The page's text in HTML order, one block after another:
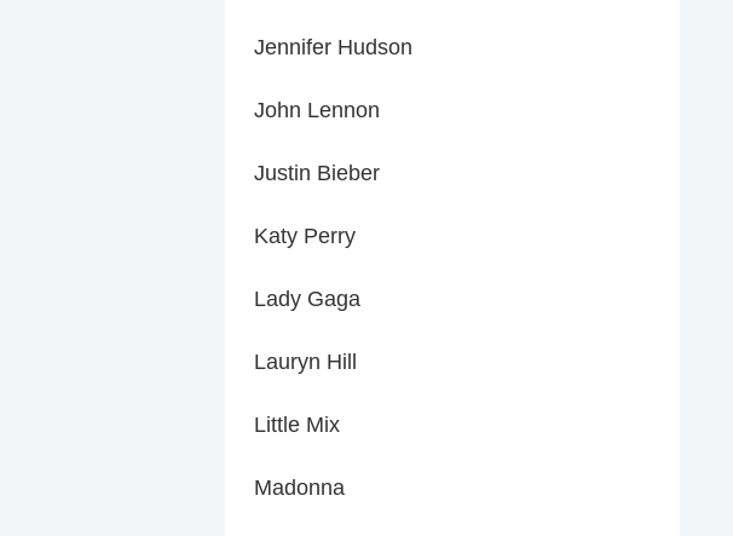
Jennifer Hudson
John Lennon
Justin Bieber
Katy Perry
Lady Gaga
Lauryn Hill
Little Mix
Madonna